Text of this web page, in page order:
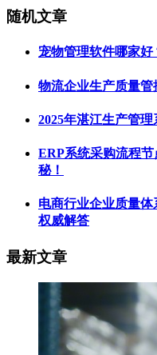
随机文章
宠物管理软件哪家
物流企业生产质量管
2025年湛江生产管
ERP系统采购流程
秘！
电商行业企业质量
权威解答
最新文章